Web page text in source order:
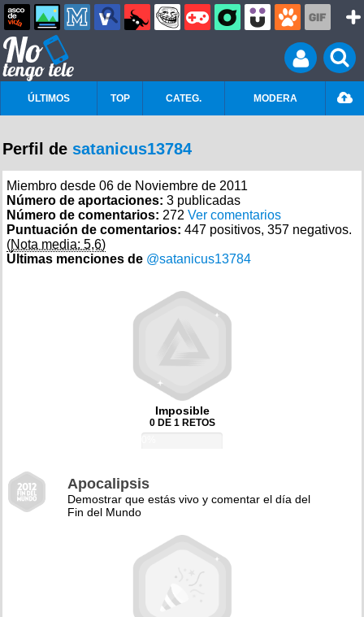
ÚLTIMOS TOP CATEG. MODERA
Perfil de satanicus13784
Miembro desde 06 de Noviembre de 2011
Número de aportaciones: 3 publicadas
Número de comentarios: 272 Ver comentarios
Puntuación de comentarios: 447 positivos, 357 negativos.
(Nota media: 5,6)
Últimas menciones de @satanicus13784
Imposible
0 DE 1 RETOS
Apocalipsis
Demostrar que estás vivo y comentar el día del
Fin del Mundo